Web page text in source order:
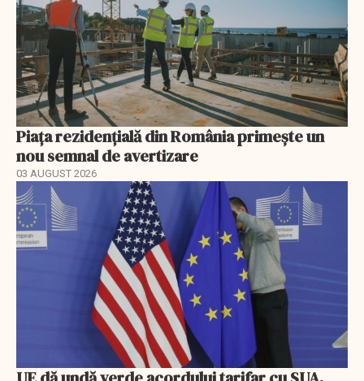
Piața rezidențială din România primește un
nou semnal de avertizare
03 AUGUST 2026